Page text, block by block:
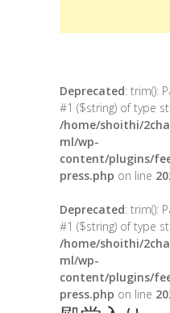
Deprecated: trim():
#1 ($string) of type
/home/shoithi/
ml/wp-
content/plugins/
press.php on line
Deprecated: trim():
#1 ($string) of type
/home/shoithi/
ml/wp-
content/plugins/
press.php on line